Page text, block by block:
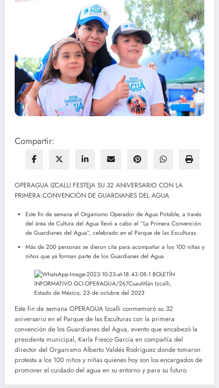
Compartir:
OPERAGUA IZCALLI FESTEJA SU 32 ANIVERSARIO CON LA
PRIMERA CONVENCIÓN DE GUARDIANES DEL AGUA
Este fin de semana el Organismo Operador de Agua Potable, a través
del área de Cultura del Agua llevó a cabo el “La Primera Convención
de Guardianes del Agua”, celebrado en el Parque de las Esculturas.
Más de 200 personas se dieron cita para acompañar a los 100 niñas y
niños que ya forman parte de los Guardianes del Agua
Este fin de semana OPERAGUA Izcalli conmemoró su 32
aniversario en el Parque de las Esculturas con la primera
convención de los Guardianes del Agua, evento que encabezó la
presidenta municipal, Karla Fiesco García en compañía del
director del Organismo Alberto Valdés Rodríguez donde tomaron
protesta a los 100 niños y niñas quienes hoy son los encargados de
promover el cuidado del agua en su entorno y para su futuro.